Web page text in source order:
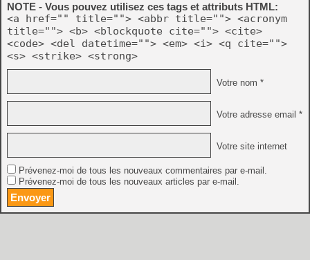
NOTE - Vous pouvez utilisez ces tags et attributs HTML:
<a href="" title=""> <abbr title=""> <acronym
title=""> <b> <blockquote cite=""> <cite>
<code> <del datetime=""> <em> <i> <q cite="">
<s> <strike> <strong>
Votre nom *
Votre adresse email *
Votre site internet
Prévenez-moi de tous les nouveaux commentaires par e-mail.
Prévenez-moi de tous les nouveaux articles par e-mail.